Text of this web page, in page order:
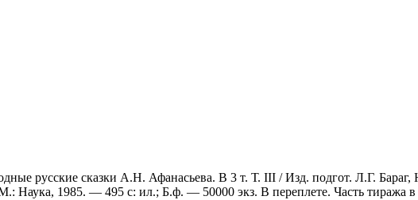
русские сказки А.Н. Афанасьева. В 3 т. Т. III / Изд. подгот. Л.Г.
1985. — 495 с: ил.; Б.ф. — 50000 экз. В переплете. Часть тиража в